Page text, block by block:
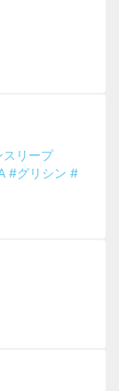
リープ
#グリシン #